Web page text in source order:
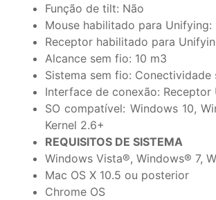
Função de tilt: Não
Mouse habilitado para Unifying:
Receptor habilitado para
Alcance sem fio: 10 m3
Sistema sem fio:
Interface de conexão: Receptor
SO compatível: Windows 10,
Kernel 2.6+
REQUISITOS DE SISTEMA
Windows Vista®, Windows® 7,
Mac OS X 10.5 ou posterior
Chrome OS